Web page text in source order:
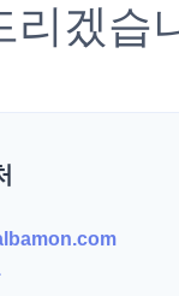
리겠습